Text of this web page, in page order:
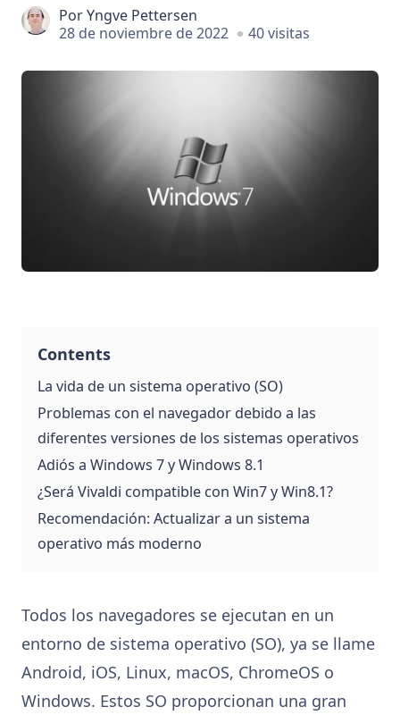
PorYngve Pettersen
28 de noviembre de 2022
40 visitas
Contents
La vida de un sistema operativo (SO)
Problemas con el navegador debido a las
diferentes versiones de los sistemas operativos
Adiós a Windows 7 y Windows 8.1
¿Será Vivaldi compatible con Win7 y Win8.1?
Recomendación: Actualizar a un sistema
operativo más moderno
Todos los navegadores se ejecutan en un
entorno de sistema operativo (SO), ya se llame
Android, iOS, Linux, macOS, ChromeOS o
Windows. Estos SO proporcionan una gran